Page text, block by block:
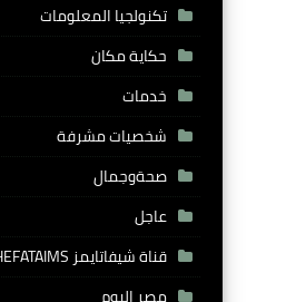
تكنولجيا المعلومات
حكاية مكان
خدمات
شخصيات مشرفة
صحةوجمال
عاجل
قناة شيفاتايمز TV / SHEFATAIMS